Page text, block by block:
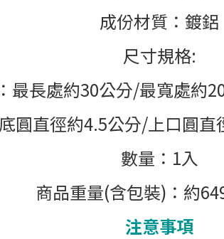
成份材質 ： 鍍鋁
尺寸規格:
最長處約30公分/最寬處約
圓直徑約4.5公分/上口圓直
數量 ：1入
商品重量(含包裝)： 約
注意事項